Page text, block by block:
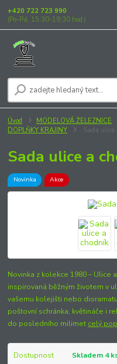
+420 722 723 990
(Po-Pá, 15:30-19:30 hod.)
Úvod MODELOVÁ ŽELEZNICE
DOPLŇKY KRAJINY
Sada ulice
Sada ulice a
Novinka Akce
Novinka z kolekce 1980 – Ulice
inspirovaná běžným životem v
vašemu kolejišti nebo
poštovní schránka, květináče i
do posledního milimet celý
Dostupnost Skladem 4